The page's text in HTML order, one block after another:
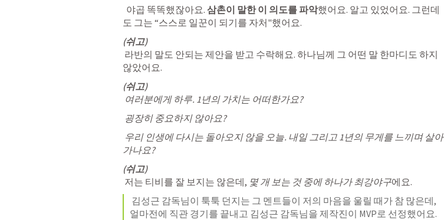
  야곱 똑똑했잖아요.
삼촌이 말한 이 의도를 파악했어요. 알고 있었어요. 그런데
도 그는 “스스로 일꾼이 되기를 자처"했어요.
(쉬고)
라반의 말도 안되는 제안을 받고 수락해요. 하나님께 그 어떤 말 한마디도 하지
않았어요.
(쉬고)
여러분에게 하루. 1년의 가치는 어떠한가요?
굉장히 중요하지 않아요?
우리 인생에 다시는 돌아오지 않을 오늘. 내일 그리고 1년의 무게를 느끼며 살아
가나요?
(쉬고)
저는 티비를 잘 보지는 않은데, 몇 개 보는 것 중에 하나가 최강야구에요.
얼마전에 직관 경기를 끝내고 김성근 감독님을 제작진이 MVP로 선정했어요.